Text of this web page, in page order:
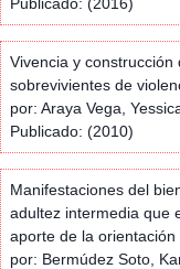
Vivencia y
sobrevivientes de
por: Araya Vega,
Publicado: (2010)
Manifestaciones del
adultez intermedia que
aporte de la orientación
por: Bermúdez Soto,